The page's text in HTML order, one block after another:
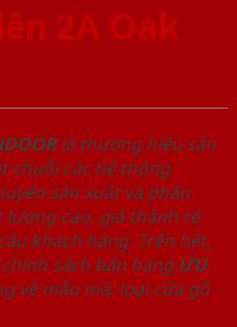
2A Oak
là thương hiệu sản
chuỗi các hệ thống
sản xuất và phân
cao, giá thành rẻ
khách hàng. Trên hết,
sách bán hàng ƯU
về mẫu mã, loại cửa gỗ